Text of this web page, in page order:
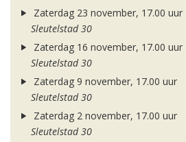
Zaterdag 23 november, 17.00 uur
Sleutelstad 30
Zaterdag 16 november, 17.00 uur
Sleutelstad 30
Zaterdag 9 november, 17.00 uur
Sleutelstad 30
Zaterdag 2 november, 17.00 uur
Sleutelstad 30